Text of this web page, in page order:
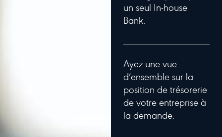
un seul In-house
Bank.
Ayez une vue
d’ensemble sur la
position de trésorerie
de votre entreprise à
la demande.